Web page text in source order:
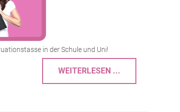
in der Schule und Uni!
WEITERLESEN ...